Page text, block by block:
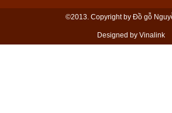
©2013. Copyright by Đồ gỗ
Designed by Vinalink